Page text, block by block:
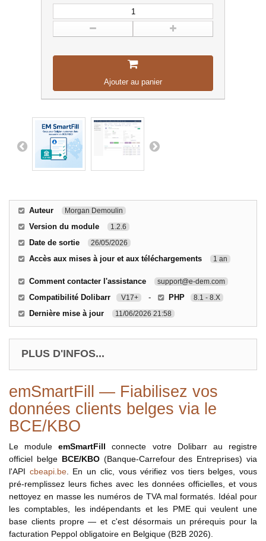
Ajouter au panier
Auteur Morgan Demoulin
Version du module 1.2.6
Date de sortie 26/05/2026
Accès aux mises à jour et aux téléchargements 1 an
Comment contacter l'assistance support@e-dem.com
Compatibilité Dolibarr V17+ - PHP 8.1 - 8.X
Dernière mise à jour 11/06/2026 21:58
PLUS D'INFOS...
emSmartFill — Fiabilisez vos
données clients belges via le
BCE/KBO
Le moduleemSmartFill connecte votre Dolibarr au registre
officiel belge BCE/KBO(Banque-Carrefour des Entreprises) via
l'API cbeapi.be. En un clic, vous vérifiez vos tiers belges, vous
pré-remplissez leurs fiches avec les données officielles, et vous
nettoyez en masse les numéros de TVA mal formatés. Idéal pour
les comptables, les indépendants et les PME qui veulent une
base clients propre — et c'est désormais un prérequis pour la
facturation Peppol obligatoire en Belgique (B2B 2026).